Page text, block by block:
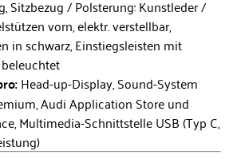
Sitzbezug / Polsterung: Kunstleder /
vorn, elektr. verstellbar,
in schwarz, Einstiegsleisten mit
Head-up-Display, Sound-System
Audi Application Store und
Multimedia-Schnittstelle USB (Typ C,